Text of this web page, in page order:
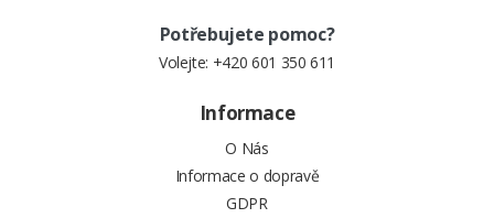
Potřebujete pomoc?
Volejte: +420 601 350 611
Informace
O Nás
Informace o dopravě
GDPR